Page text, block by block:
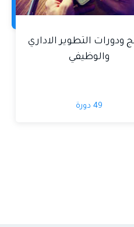
ودورات التطوير الاداري
والوظيفي
49 دورة